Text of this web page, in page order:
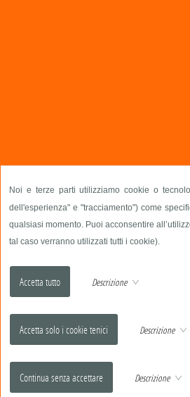
Noi e terze parti utilizziamo cookie o
dell'esperienza" e "tracciamento") come
qualsiasi momento. Puoi acconsentire
tal caso verranno utilizzati tutti i cookie).
Descrizione
Descrizione
Descrizione